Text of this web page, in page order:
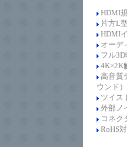
HDMI
片方L
HDMI
オーデ
フル
4K×2K
高音質
ウンド
ツイス
外部ノ
コネク
RoHS